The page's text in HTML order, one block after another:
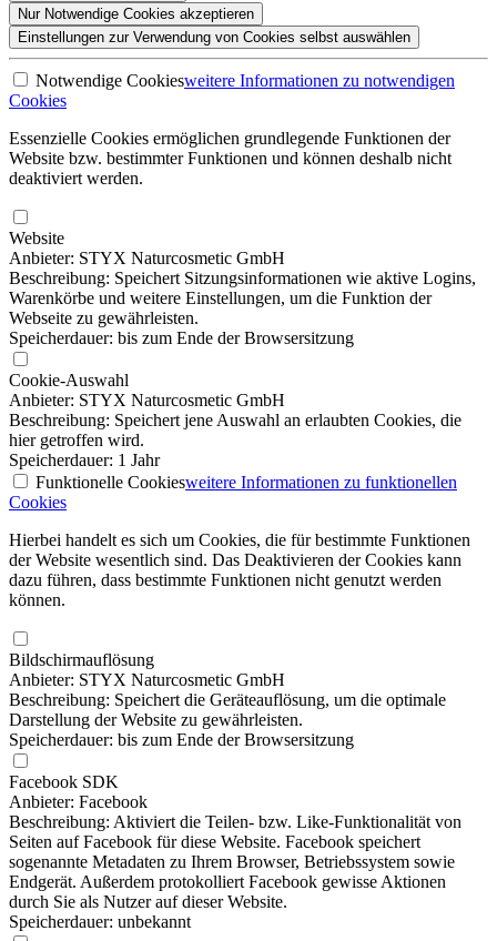
Nur Notwendige Cookies akzeptieren
Einstellungen zur Verwendung von Cookies selbst auswählen
Notwendige Cookiesweitere Informationen zu notwendigen
Cookies
Essenzielle Cookies ermöglichen grundlegende Funktionen der
Website bzw. bestimmter Funktionen und können deshalb nicht
deaktiviert werden.
Website
Anbieter: STYX Naturcosmetic GmbH
Beschreibung: Speichert Sitzungsinformationen wie aktive Logins,
Warenkörbe und weitere Einstellungen, um die Funktion der
Webseite zu gewährleisten.
Speicherdauer: bis zum Ende der Browsersitzung
Cookie-Auswahl
Anbieter: STYX Naturcosmetic GmbH
Beschreibung: Speichert jene Auswahl an erlaubten Cookies, die
hier getroffen wird.
Speicherdauer: 1 Jahr
Funktionelle Cookiesweitere Informationen zu funktionellen
Cookies
Hierbei handelt es sich um Cookies, die für bestimmte Funktionen
der Website wesentlich sind. Das Deaktivieren der Cookies kann
dazu führen, dass bestimmte Funktionen nicht genutzt werden
können.
Bildschirmauflösung
Anbieter: STYX Naturcosmetic GmbH
Beschreibung: Speichert die Geräteauflösung, um die optimale
Darstellung der Website zu gewährleisten.
Speicherdauer: bis zum Ende der Browsersitzung
Facebook SDK
Anbieter: Facebook
Beschreibung: Aktiviert die Teilen- bzw. Like-Funktionalität von
Seiten auf Facebook für diese Website. Facebook speichert
sogenannte Metadaten zu Ihrem Browser, Betriebssystem sowie
Endgerät. Außerdem protokolliert Facebook gewisse Aktionen
durch Sie als Nutzer auf dieser Website.
Speicherdauer: unbekannt